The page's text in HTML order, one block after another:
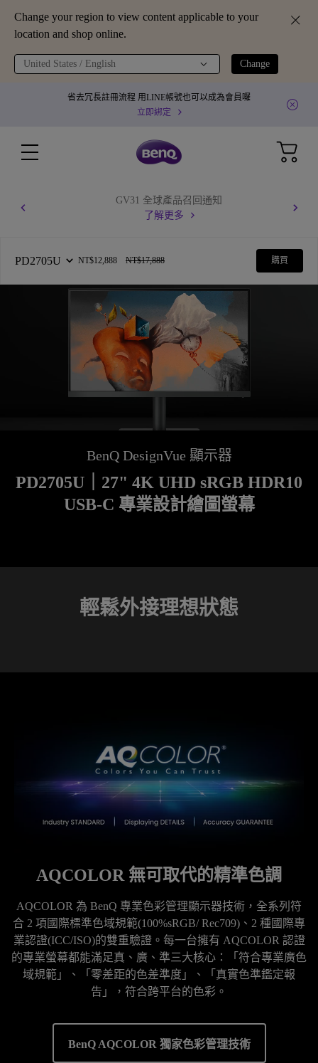
Change your region to view content applicable to your
location and shop online.
United States / English Change
省去冗長註冊流程 用LINE帳號也可以成為會員囉
立即綁定
GV31 全球產品召回通知
了解更多
PD2705U NT$12,888 NT$17,888 購買
BenQ DesignVue 顯示器
PD2705U｜27" 4K UHD sRGB HDR10
USB-C 專業設計繪圖螢幕
輕鬆外接理想狀態
AQCOLOR 無可取代的精準色調
AQCOLOR 為 BenQ 專業色彩管理顯示器技術，全系列符
合 2 項國際標準色域規範(100%sRGB/ Rec709)、2 種國際專
業認證(ICC/ISO)的雙重驗證。每一台擁有 AQCOLOR 認證
的專業螢幕都能滿足真、廣、準三大核心：「符合專業廣色
域規範」、「零差距的色差準度」、「真實色準鑑定報
告」，符合跨平台的色彩。
BenQ AQCOLOR 獨家色彩管理技術